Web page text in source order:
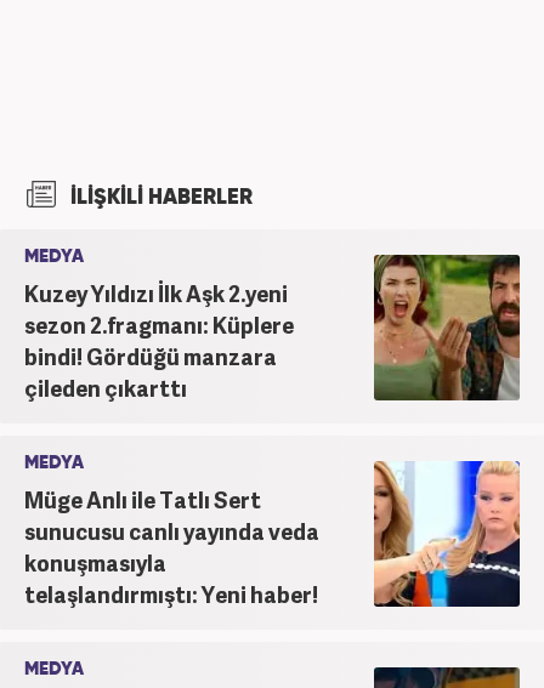
İLİŞKİLİ HABERLER
MEDYA
Kuzey Yıldızı İlk Aşk 2.yeni
sezon 2.fragmanı: Küplere
bindi! Gördüğü manzara
çileden çıkarttı
MEDYA
Müge Anlı ile Tatlı Sert
sunucusu canlı yayında veda
konuşmasıyla
telaşlandırmıştı: Yeni haber!
MEDYA